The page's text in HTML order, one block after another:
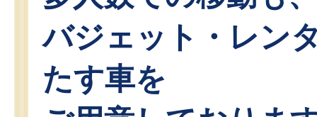
バジェット・レン
たす車を